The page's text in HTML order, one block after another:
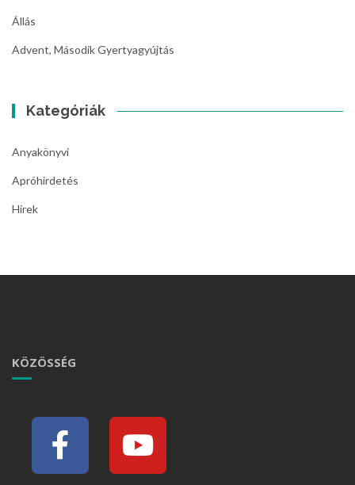
Állás
Advent, Második Gyertyagyújtás
Kategóriák
Anyakönyvi
Apróhirdetés
Hírek
KÖZÖSSÉG